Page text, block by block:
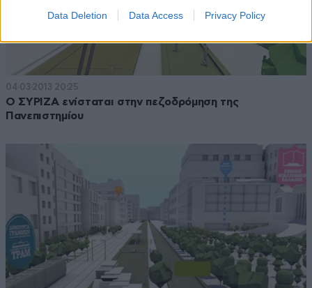
Data Deletion Data Access Privacy Policy
04·03·2013 20:25
Ο ΣΥΡΙΖΑ ενίσταται στην πεζοδρόμηση της
Πανεπιστημίου